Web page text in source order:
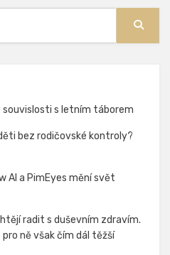
souvislosti s letním táborem
bez rodičovské kontroly?
AI a PimEyes mění svět
radit s duševním zdravím.
ně však čím dál těžší